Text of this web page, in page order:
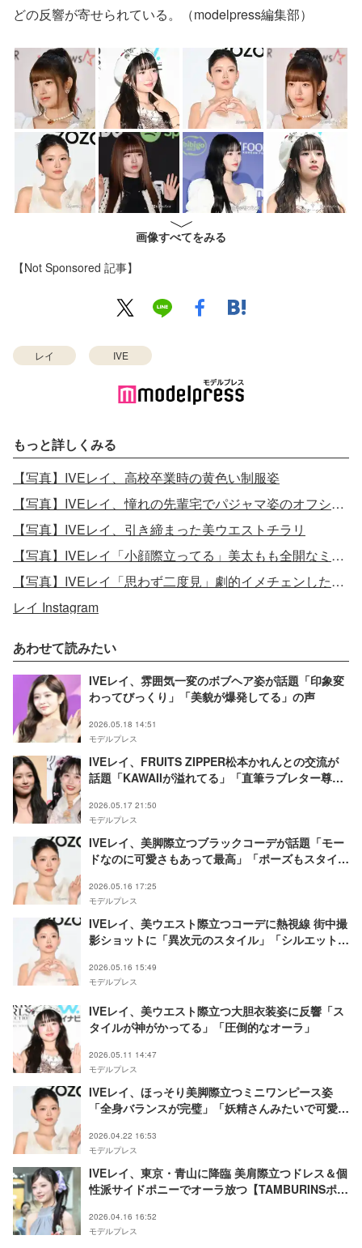
どの反響が寄せられている。（modelpress編集部）
画像すべてをみる
【Not Sponsored 記事】
レイ IVE
もっと詳しくみる
【写真】IVEレイ、高校卒業時の黄色い制服姿
【写真】IVEレイ、憧れの先輩宅でパジャマ姿のオフショット
【写真】IVEレイ、引き締まった美ウエストチラリ
【写真】IVEレイ「小顔際立ってる」美太もも全開なミニ丈衣装ショット
【写真】IVEレイ「思わず二度見」劇的イメチェンした新ヘア
レイ Instagram
あわせて読みたい
IVEレイ、雰囲気一変のボブヘア姿が話題「印象変
わってびっくり」「美貌が爆発してる」の声
2026.05.18 14:51
モデルプレス
IVEレイ、FRUITS ZIPPER松本かれんとの交流が
話題「KAWAIIが溢れてる」「直筆ラブレター尊
2026.05.17 21:50
モデルプレス
IVEレイ、美脚際立つブラックコーデが話題「モー
ドなのに可愛さもあって最高」「ポーズもスタイル
2026.05.16 17:25
モデルプレス
IVEレイ、美ウエスト際立つコーデに熱視線 街中撮
影ショットに「異次元のスタイル」「シルエット最
2026.05.16 15:49
モデルプレス
IVEレイ、美ウエスト際立つ大胆衣装姿に反響「ス
タイルが神がかってる」「圧倒的なオーラ」
2026.05.11 14:47
モデルプレス
IVEレイ、ほっそり美脚際立つミニワンピース姿
「全身バランスが完璧」「妖精さんみたいで可愛
2026.04.22 16:53
モデルプレス
IVEレイ、東京・青山に降臨 美肩際立つドレス＆個
性派サイドポニーでオーラ放つ【TAMBURINSポッ
2026.04.16 16:52
モデルプレス